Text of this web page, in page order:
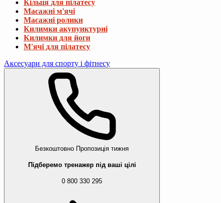
Кільця для пілатесу
Масажні м'ячі
Масажні ролики
Килимки акупунктурні
Килимки для йоги
М'ячі для пілатесу
Аксесуари для спорту і фітнесу
Безкоштовно Пропозиція тижня
Підберемо тренажер під ваші цілі
0 800 330 295